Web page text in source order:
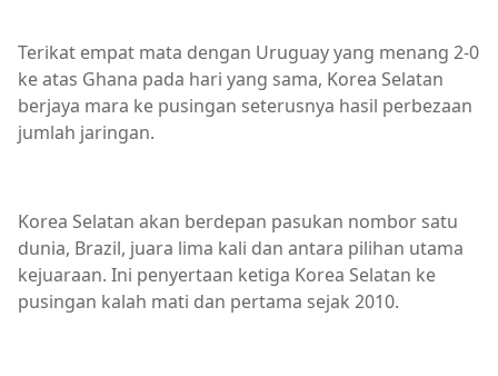
Terikat empat mata dengan Uruguay yang menang 2-0
ke atas Ghana pada hari yang sama, Korea Selatan
berjaya mara ke pusingan seterusnya hasil perbezaan
jumlah jaringan.
Korea Selatan akan berdepan pasukan nombor satu
dunia, Brazil, juara lima kali dan antara pilihan utama
kejuaraan. Ini penyertaan ketiga Korea Selatan ke
pusingan kalah mati dan pertama sejak 2010.